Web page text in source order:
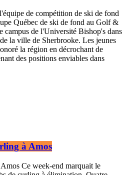
de compétition de ski de fond
Québec de ski de fond au Golf &
campus de l'Université Bishop's dans
la ville de Sherbrooke. Les jeunes
la région en décrochant de
des positions enviables dans
à Amos
Ce week-end marquait le